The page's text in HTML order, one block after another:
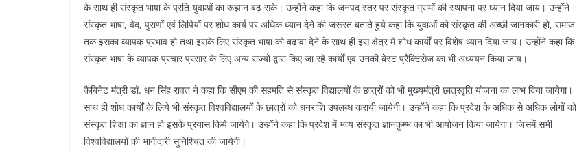
के साथ ही संस्कृत भाषा के प्रति युवाओं का रूझान बढ़ सके। उन्होंने कहा कि जनपद स्तर पर संस्कृत ग्रामों की स्थापना पर ध्यान दिया जाय। उन्होंने
संस्कृत भाषा, वेद, पुराणों एवं लिपियों पर शोध कार्य पर अधिक ध्यान देने की जरूरत बताते हुये कहा कि युवाओं को संस्कृत की अच्छी जानकारी हो, समाज
तक इसका व्यापक प्रभाव हो तथा इसके लिए संस्कृत भाषा को बढ़ावा देने के साथ ही इस क्षेत्र में शोध कार्यों पर विशेष ध्यान दिया जाय। उन्होंने कहा कि
संस्कृत भाषा के व्यापक प्रचार प्रसार के लिए अन्य राज्यों द्वारा किए जा रहे कार्यों एवं उनकी बेस्ट प्रैक्टिसेज का भी अध्ययन किया जाय।
कैबिनेट मंत्री डॉ. धन सिंह रावत ने कहा कि सीएम की सहमति से संस्कृत विद्यालयों के छात्रों को भी मुख्यमंत्री छात्रवृति योजना का लाभ दिया जायेगा।
साथ ही शोध कार्यों के लिये भी संस्कृत विश्वविद्यालयों के छात्रों को धनराशि उपलब्ध करायी जायेगी। उन्होंने कहा कि प्रदेश के अधिक से अधिक लोगों को
संस्कृत शिक्षा का ज्ञान हो इसके प्रयास किये जायेगे। उन्होंने कहा कि प्रदेश में भव्य संस्कृत ज्ञानकुम्भ का भी आयोजन किया जायेगा। जिसमें सभी
विश्वविद्यालयों की भागीदारी सुनिश्चित की जायेगी।